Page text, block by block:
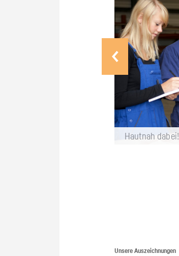
Haut­nah dabei!
Unsere Auszeichnungen